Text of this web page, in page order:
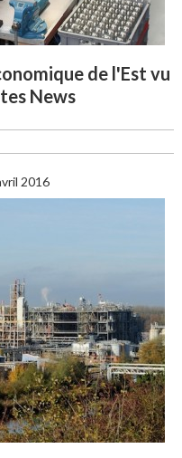
de l'Est vu
News
2016